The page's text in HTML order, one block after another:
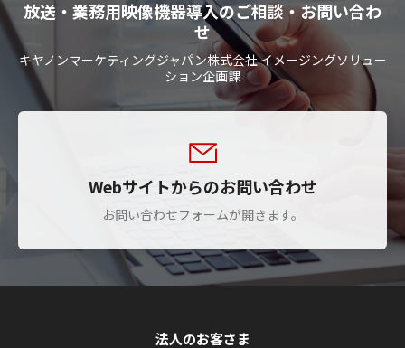
放送・業務用映像機器導入のご相談・お問い合わ
せ
キヤノンマーケティングジャパン株式会社 イメージングソリュー
ション企画課
Webサイトからのお問い合わせ
お問い合わせフォームが開きます。
法人のお客さま